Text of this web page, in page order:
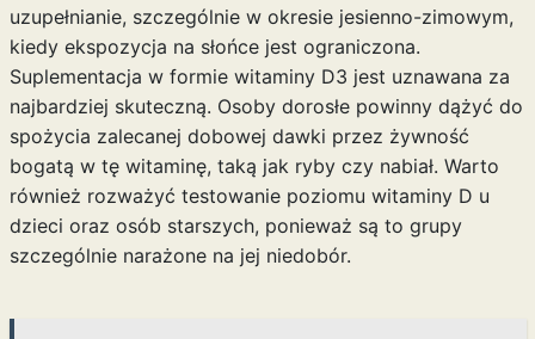
uzupełnianie, szczególnie w okresie jesienno-zimowym,
kiedy ekspozycja na słońce jest ograniczona.
Suplementacja w formie witaminy D3 jest uznawana za
najbardziej skuteczną. Osoby dorosłe powinny dążyć do
spożycia zalecanej dobowej dawki przez żywność
bogatą w tę witaminę, taką jak ryby czy nabiał. Warto
również rozważyć testowanie poziomu witaminy D u
dzieci oraz osób starszych, ponieważ są to grupy
szczególnie narażone na jej niedobór.